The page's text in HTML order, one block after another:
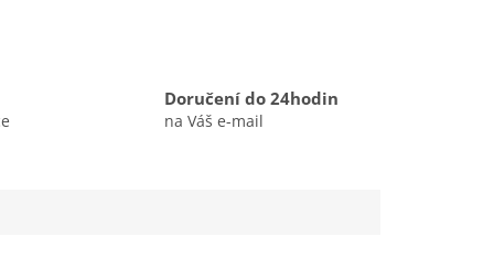
Doručení do 24hodin
na Váš e-mail